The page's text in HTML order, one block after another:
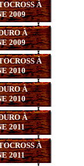
À
2009
À
2009
À
2010
À
2010
À
2011
À
2011